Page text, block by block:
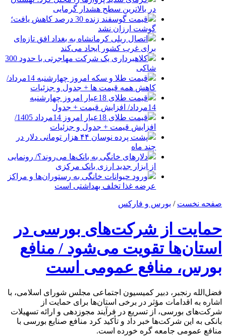
در بالاترین سطح هشدار گرمایی
قیمت گوسفند زنده 30 درصد کاهش یافت؛
گوشت ارزان نشد
اتصال ریلی کرمانشاه به بغداد افق تازه‌ای
برای غرب کشور ایجاد می‌کند
کلاهبرداری یک شرکت مهاجرتی با حدود 300
شاکی
قیمت طلا و سکه امروز چهارشنبه 14مرداد/
کاهش همه قیمت ها + جدول و جزئیات
قیمت طلای 18عیار امروز چهارشنبه
14مرداد/ افزایش قیمت + جدول
قیمت طلای 18عیار امروز 14مرداد 1405/
افزایش قیمت + جدول و جزئیات
پشت پرده نوسان ۴۴ هزار تومانی دلار در
چند ماه
دلارهای خانگی به بانک‌ها می‌روند؟/ رونمایی
از ابزار جدید ارزی بانک مرکزی
ورود حیوانات خانگی به رستوران‌ها و مراکز
عرضه غذا تخلف بهداشتی است
صفحه نخست / بورس و فارکس
حمایت از شرکت‌های بورسی در
استان‌ها تقویت می‌شود / منافع
بورس، منافع عمومی است
فضل‌الله رنجبر، دبیر کمیسیون اجتماعی مجلس شورای اسلامی، با
اشاره به اقدامات مؤثر در برخی استان‌ها برای حمایت از
شرکت‌های بورسی، از تسریع در فرآیند مجوزدهی و ارائه تسهیلات
بانکی به این شرکت‌ها خبر داد و تأکید کرد منافع صنایع بورسی با
منافع عمومی جامعه گره خورده است.